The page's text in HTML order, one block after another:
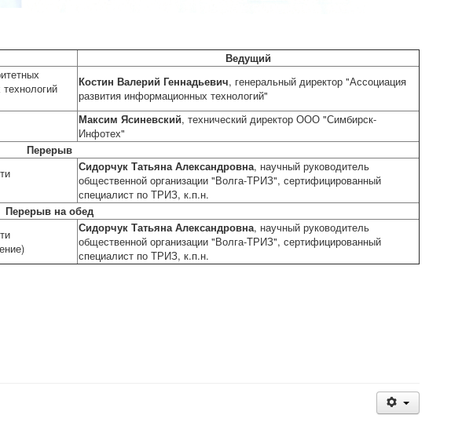
Ведущий
Костин Валерий Геннадьевич, генеральный директор "Ассоциация
развития информационных технологий"
Максим Ясиневский, технический директор ООО "Симбирск-
Инфотех"
Перерыв
Сидорчук Татьяна Александровна, научный руководитель
общественной организации "Волга-ТРИЗ", сертифицированный
специалист по ТРИЗ, к.п.н.
Перерыв на обед
Сидорчук Татьяна Александровна, научный руководитель
общественной организации "Волга-ТРИЗ", сертифицированный
специалист по ТРИЗ, к.п.н.